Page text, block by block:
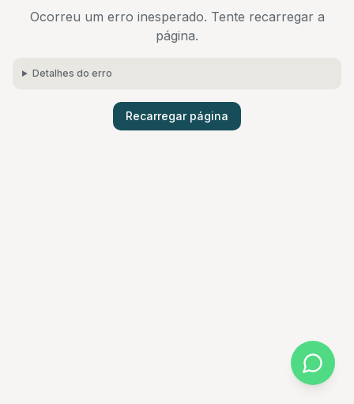
Ocorreu um erro inesperado. Tente recarregar a
página.
Detalhes do erro
Recarregar página